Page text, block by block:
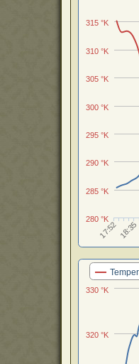
17:52 18:35
280 °K
285 °K
290 °K
295 °K
300 °K
305 °K
310 °K
315 °K
320 °K
330 °K